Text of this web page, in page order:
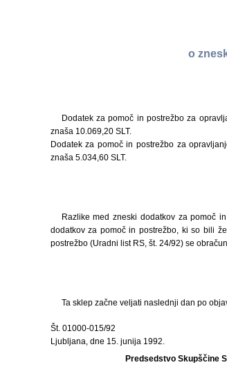
o
Dodatek za pomoč in postrežbo za
znaša 10.069,20 SLT.
Dodatek za pomoč in postrežbo za
znaša 5.034,60 SLT.
Razlike med zneski dodatkov za pomoč
dodatkov za pomoč in postrežbo, ki so bili
postrežbo (Uradni list RS, št. 24/92) se
Ta sklep začne veljati naslednji dan po
Št. 01000-015/92
Ljubljana, dne 15. junija 1992.
Predsedstvo Skupščine